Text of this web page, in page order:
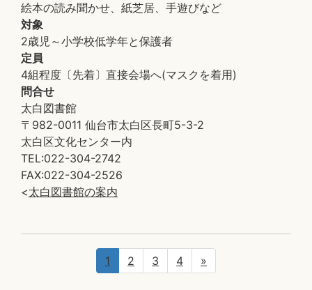
絵本の読み聞かせ、紙芝居、手遊びなど
対象
2歳児～小学校低学年と保護者
定員
4組程度〔先着〕直接会場へ(マスクを着用)
問合せ
太白図書館
〒982-0011 仙台市太白区長町5-3-2
太白区文化センター内
TEL:022-304-2742
FAX:022-304-2526
<太白図書館の案内
1 2 3 4 »